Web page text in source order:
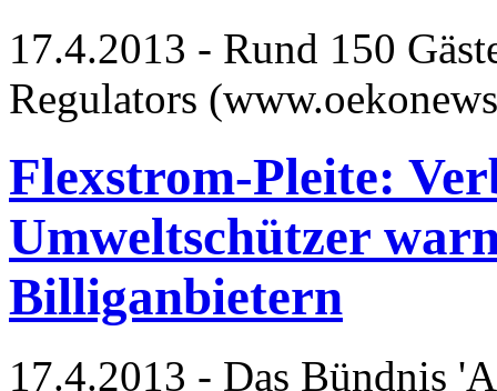
17.4.2013 - Rund 150
Regulators
Flexstrom-Pleite:
Umweltschützer
Billiganbietern
17.4.2013 - Das Bündnis